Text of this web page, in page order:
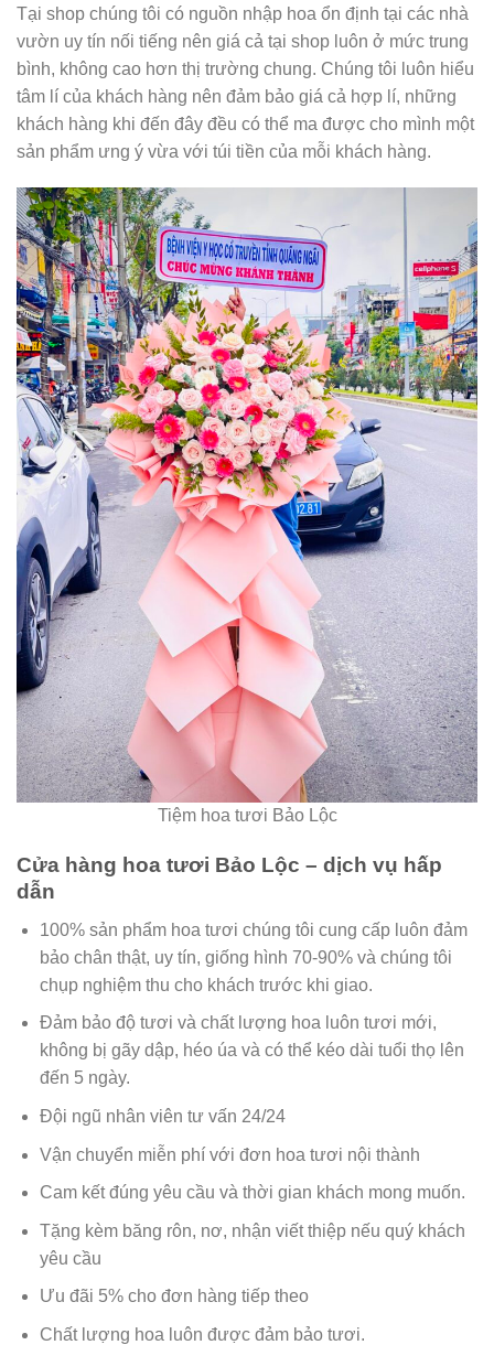
Tại shop chúng tôi có nguồn nhập hoa ổn định tại các nhà
vườn uy tín nối tiếng nên giá cả tại shop luôn ở mức trung
bình, không cao hơn thị trường chung. Chúng tôi luôn hiểu
tâm lí của khách hàng nên đảm bảo giá cả hợp lí, những
khách hàng khi đến đây đều có thể ma được cho mình một
sản phẩm ưng ý vừa với túi tiền của mỗi khách hàng.
Tiệm hoa tươi Bảo Lộc
Cửa hàng hoa tươi Bảo Lộc – dịch vụ hấp
dẫn
100% sản phẩm hoa tươi chúng tôi cung cấp luôn đảm
bảo chân thật, uy tín, giống hình 70-90% và chúng tôi
chụp nghiệm thu cho khách trước khi giao.
Đảm bảo độ tươi và chất lượng hoa luôn tươi mới,
không bị gãy dập, héo úa và có thể kéo dài tuổi thọ lên
đến 5 ngày.
Đội ngũ nhân viên tư vấn 24/24
Vận chuyển miễn phí với đơn hoa tươi nội thành
Cam kết đúng yêu cầu và thời gian khách mong muốn.
Tặng kèm băng rôn, nơ, nhận viết thiệp nếu quý khách
yêu cầu
Ưu đãi 5% cho đơn hàng tiếp theo
Chất lượng hoa luôn được đảm bảo tươi.